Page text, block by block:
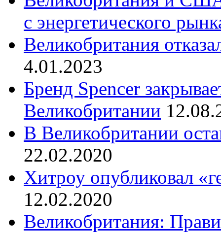
с энергетического
Великобритания
4.01.2023
Бренд Spencer
Великобритании
В Великобритании
22.02.2020
Хитроу опубликовал
12.02.2020
Великобритания: